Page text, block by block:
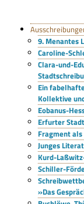
9. Menantes
Caroline-
Clara-und-
Ein
Kollektive
Eobanus-
Erfurter
Fragment
Junges
Kurd-
Schiller-
»Das